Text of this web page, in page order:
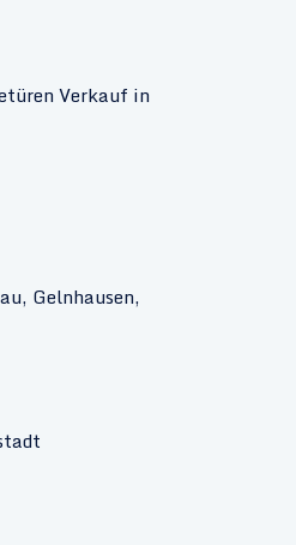
Verkauf in
Gelnhausen,